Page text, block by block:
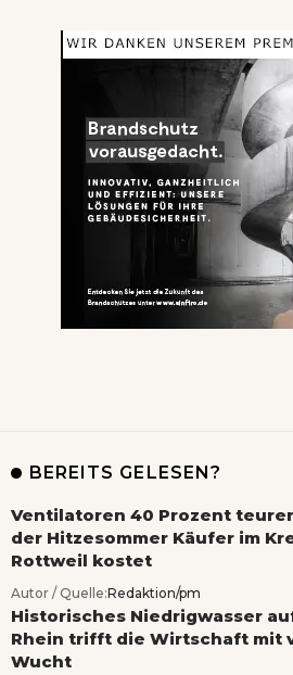
BEREITS GELESEN?
Ventilatoren 40 Prozent
der Hitzesommer Käufer im
Rottweil kostet
Autor / Quelle:Redaktion/pm
Historisches Niedrigwasser
Rhein trifft die Wirtschaft mit
Wucht